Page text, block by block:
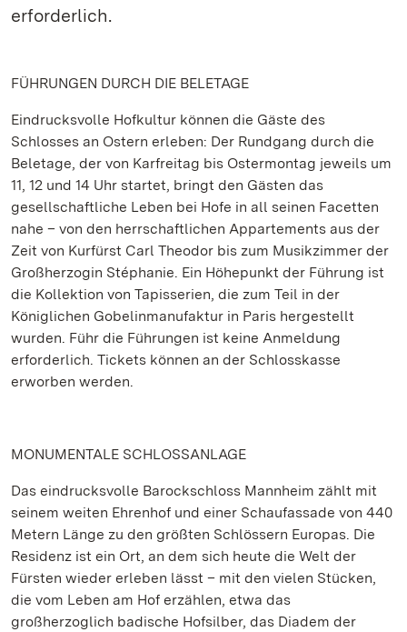
erforderlich.
FÜHRUNGEN DURCH DIE BELETAGE
Eindrucksvolle Hofkultur können die Gäste des
Schlosses an Ostern erleben: Der Rundgang durch die
Beletage, der von Karfreitag bis Ostermontag jeweils um
11, 12 und 14 Uhr startet, bringt den Gästen das
gesellschaftliche Leben bei Hofe in all seinen Facetten
nahe – von den herrschaftlichen Appartements aus der
Zeit von Kurfürst Carl Theodor bis zum Musikzimmer der
Großherzogin Stéphanie. Ein Höhepunkt der Führung ist
die Kollektion von Tapisserien, die zum Teil in der
Königlichen Gobelinmanufaktur in Paris hergestellt
wurden. Führ die Führungen ist keine Anmeldung
erforderlich. Tickets können an der Schlosskasse
erworben werden.
MONUMENTALE SCHLOSSANLAGE
Das eindrucksvolle Barockschloss Mannheim zählt mit
seinem weiten Ehrenhof und einer Schaufassade von 440
Metern Länge zu den größten Schlössern Europas. Die
Residenz ist ein Ort, an dem sich heute die Welt der
Fürsten wieder erleben lässt – mit den vielen Stücken,
die vom Leben am Hof erzählen, etwa das
großherzoglich badische Hofsilber, das Diadem der